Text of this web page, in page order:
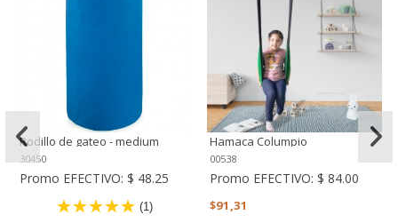
Rodillo de gateo - medium
30450
Promo EFECTIVO: $ 48.25
(1)
Hamaca Columpio
00538
Promo EFECTIVO: $ 84.00
$91,31